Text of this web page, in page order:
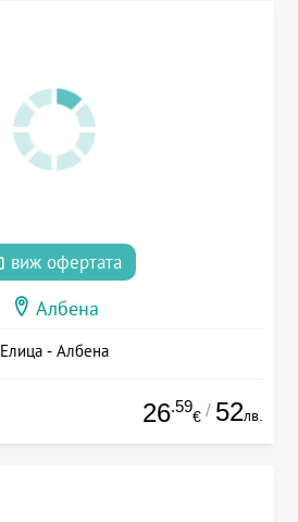
виж офертата
Албена
Елица - Албена
26.59
€ / 52лв.